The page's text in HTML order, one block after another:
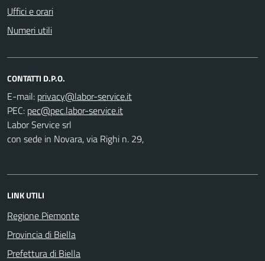
Uffici e orari
Numeri utili
CONTATTI D.P.O.
E-mail:
PEC:
Labor Service srl
con sede in Novara, via Righi n. 29,
LINK UTILI
Regione Piemonte
Provincia di Biella
Prefettura di Biella